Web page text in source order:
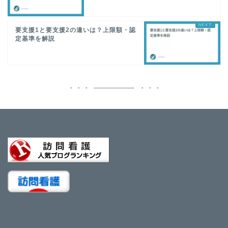
要支援1と要支援2の違いは？上限額・認
定基準を解説